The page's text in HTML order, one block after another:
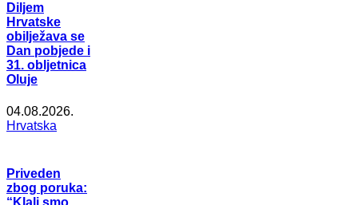
Diljem
Hrvatske
obilježava se
Dan pobjede i
31. obljetnica
Oluje
04.08.2026.
Hrvatska
Priveden
zbog poruka:
“Klali smo